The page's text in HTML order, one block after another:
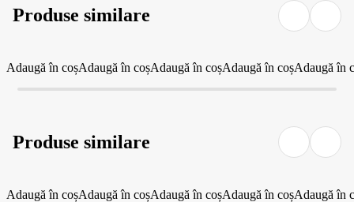
Produse similare
Adaugă în coșAdaugă în coșAdaugă în coșAdaugă în coșAdaugă în
Produse similare
Adaugă în coșAdaugă în coșAdaugă în coșAdaugă în coșAdaugă în